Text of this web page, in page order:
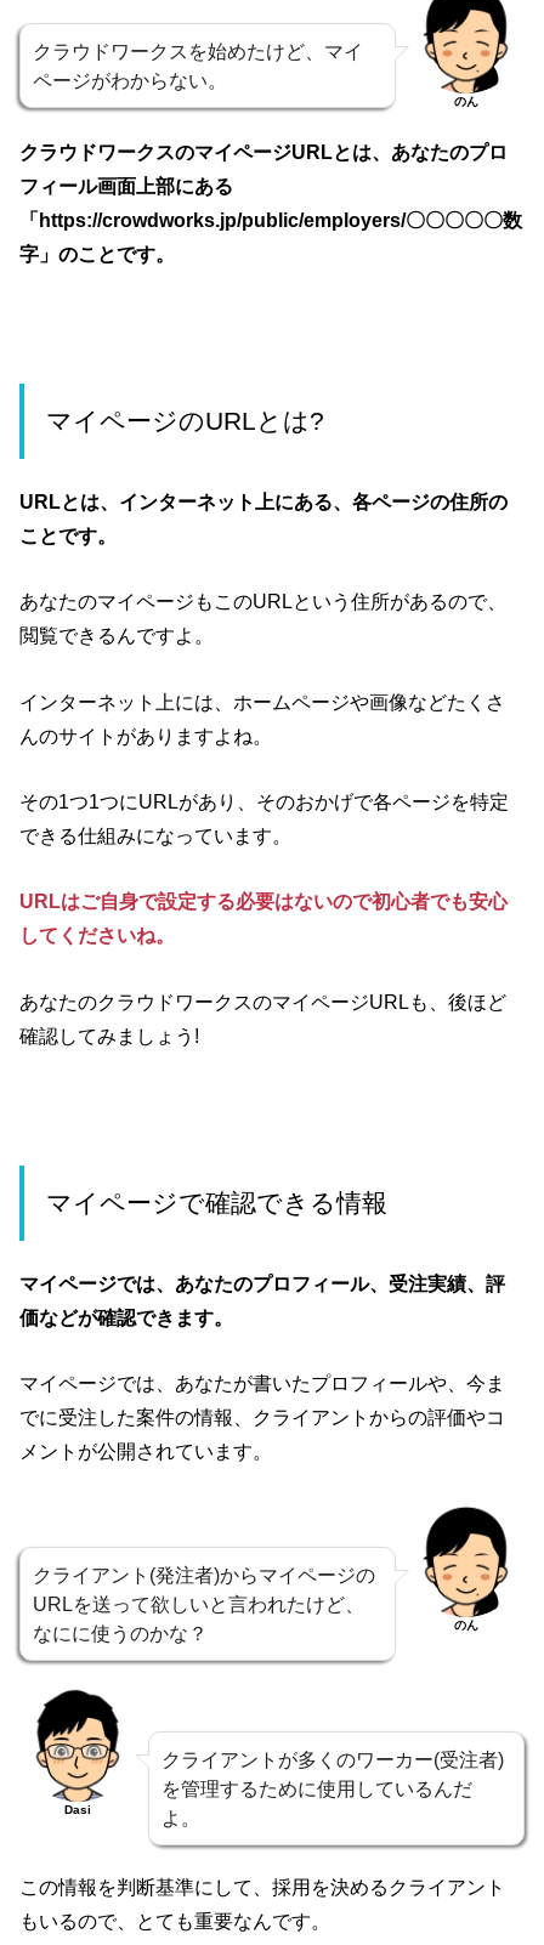
クラウドワークスを始めたけど、マイ
ページがわからない。
のん
クラウドワークスのマイページURLとは、あなたのプロ
フィール画面上部にある
「https://crowdworks.jp/public/employers/〇〇〇〇〇数
字」のことです。
マイページのURLとは?
URLとは、インターネット上にある、各ページの住所の
ことです。
あなたのマイページもこのURLという住所があるので、
閲覧できるんですよ。
インターネット上には、ホームページや画像などたくさ
んのサイトがありますよね。
その1つ1つにURLがあり、そのおかげで各ページを特定
できる仕組みになっています。
URLはご自身で設定する必要はないので初心者でも安心
してくださいね。
あなたのクラウドワークスのマイページURLも、後ほど
確認してみましょう!
マイページで確認できる情報
マイページでは、あなたのプロフィール、受注実績、評
価などが確認できます。
マイページでは、あなたが書いたプロフィールや、今ま
でに受注した案件の情報、クライアントからの評価やコ
メントが公開されています。
クライアント(発注者)からマイページの
URLを送って欲しいと言われたけど、
なにに使うのかな？
のん
Dasi
クライアントが多くのワーカー(受注者)
を管理するために使用しているんだ
よ。
この情報を判断基準にして、採用を決めるクライアント
もいるので、とても重要なんです。